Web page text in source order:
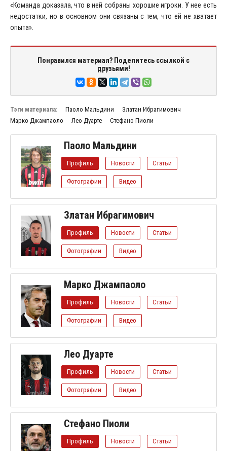
«Команда доказала, что в ней собраны хорошие игроки. У нее есть
недостатки, но в основном они связаны с тем, что ей не хватает
опыта».
Понравился материал? Поделитесь ссылкой с
друзьями!
Тэги материала: Паоло Мальдини
Златан Ибрагимович
Марко Джампаоло
Лео Дуарте Стефано Пиоли
Паоло Мальдини
Профиль Новости Статьи
Фотографии Видео
Златан Ибрагимович
Профиль Новости Статьи
Фотографии Видео
Марко Джампаоло
Профиль Новости Статьи
Фотографии Видео
Лео Дуарте
Профиль Новости Статьи
Фотографии Видео
Стефано Пиоли
Профиль Новости Статьи